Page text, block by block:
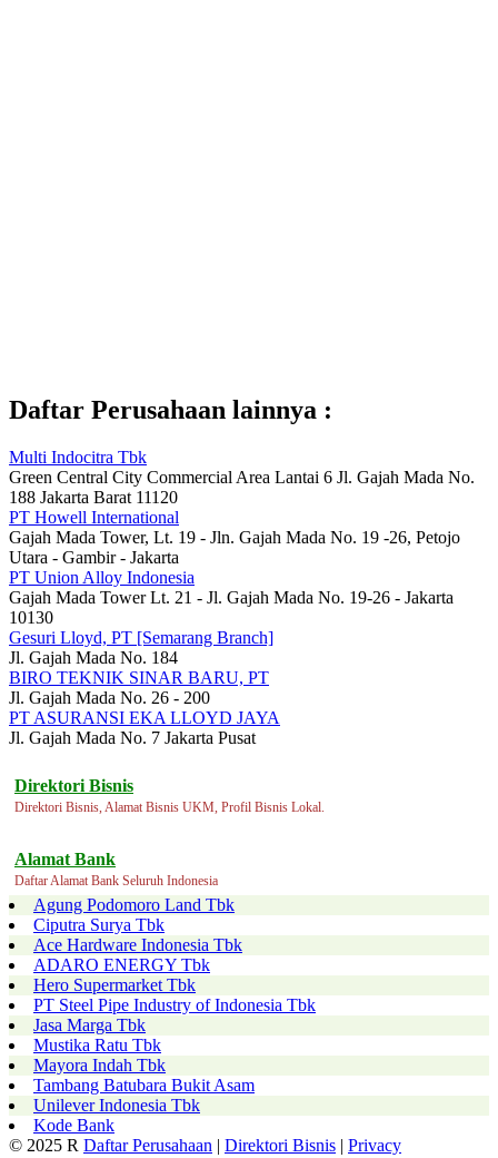
Daftar Perusahaan lainnya :
Multi Indocitra Tbk
Green Central City Commercial Area Lantai 6 Jl. Gajah Mada No.
188 Jakarta Barat 11120
PT Howell International
Gajah Mada Tower, Lt. 19 - Jln. Gajah Mada No. 19 -26, Petojo
Utara - Gambir - Jakarta
PT Union Alloy Indonesia
Gajah Mada Tower Lt. 21 - Jl. Gajah Mada No. 19-26 - Jakarta
10130
Gesuri Lloyd, PT [Semarang Branch]
Jl. Gajah Mada No. 184
BIRO TEKNIK SINAR BARU, PT
Jl. Gajah Mada No. 26 - 200
PT ASURANSI EKA LLOYD JAYA
Jl. Gajah Mada No. 7 Jakarta Pusat
Direktori Bisnis
Direktori Bisnis, Alamat Bisnis UKM, Profil Bisnis Lokal.
Alamat Bank
Daftar Alamat Bank Seluruh Indonesia
Agung Podomoro Land Tbk
Ciputra Surya Tbk
Ace Hardware Indonesia Tbk
ADARO ENERGY Tbk
Hero Supermarket Tbk
PT Steel Pipe Industry of Indonesia Tbk
Jasa Marga Tbk
Mustika Ratu Tbk
Mayora Indah Tbk
Tambang Batubara Bukit Asam
Unilever Indonesia Tbk
Kode Bank
© 2025 R Daftar Perusahaan | Direktori Bisnis | Privacy